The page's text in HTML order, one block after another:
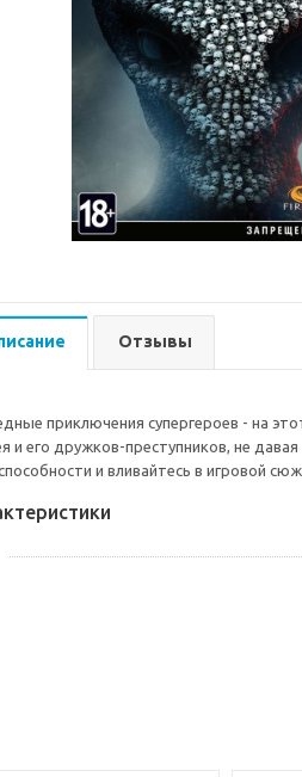
Отзывы
приключения супергероев - на
и его дружков-преступников, не
и вливайтесь в игровой